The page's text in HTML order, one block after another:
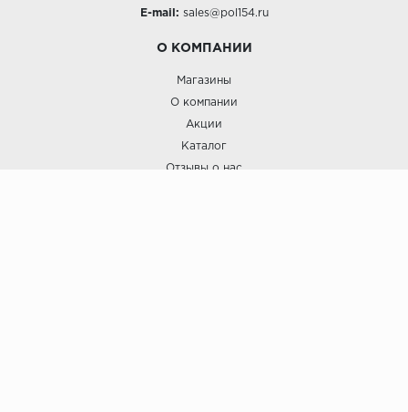
E-mail: sales@pol154.ru
О КОМПАНИИ
Магазины
О компании
Акции
Каталог
Отзывы о нас